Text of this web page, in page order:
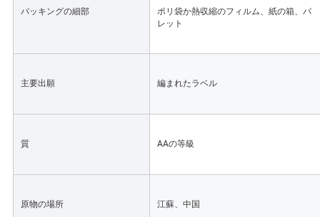
PRIVACY
POLICY
パッキングの細部
ポリ袋か熱収縮のフィルム、紙の箱、パ
レット
主要出願 編まれたラベル
質 AAの等級
原物の場所 江蘇、中国